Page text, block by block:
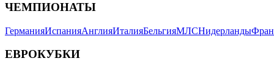
ЧЕМПИОНАТЫ
ГерманияИспанияАнглияИталияБельгияМЛСНидерланды
ЕВРОКУБКИ